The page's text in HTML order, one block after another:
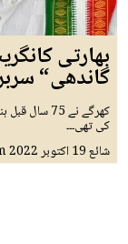
بھارتی
گاندھی“
کھرگے نے
کی تھی۔۔۔
شائع19 اکتوبر 2022